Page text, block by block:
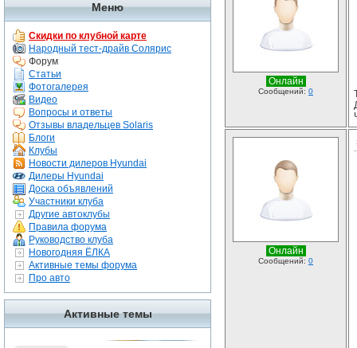
Меню
Скидки по клубной карте
Народный тест-драйв Солярис
Форум
Статьи
Фотогалерея
Видео
Вопросы и ответы
Отзывы владельцев Solaris
Блоги
Клубы
Новости дилеров Hyundai
Дилеры Hyundai
Доска объявлений
Участники клуба
Другие автоклубы
Правила форума
Руководство клуба
Новогодняя ЁЛКА
Активные темы форума
Про авто
Активные темы
Онлайн
Сообщений: 0
Онлайн
Сообщений: 0